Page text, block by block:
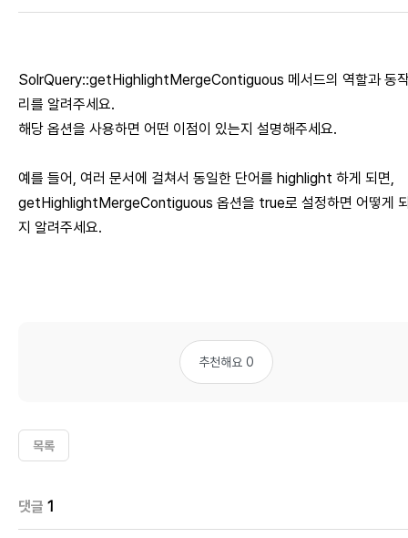
SolrQuery::getHighlightMergeContiguous 메서드의 역할과 동
리를 알려주세요.
해당 옵션을 사용하면 어떤 이점이 있는지 설명해주세요.
예를 들어, 여러 문서에 걸쳐서 동일한 단어를 highlight 하게 되면,
getHighlightMergeContiguous 옵션을 true로 설정하면 어떻게
지 알려주세요.
추천해요 0
목록
댓글 1